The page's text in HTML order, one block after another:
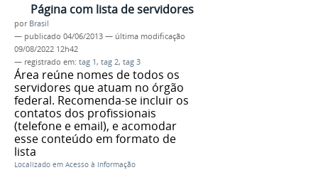
Página com lista de servidores
por Brasil
— publicado 04/06/2013 — última modificação
09/08/2022 12h42
— registrado em: tag 1, tag 2, tag 3
Área reúne nomes de todos os
servidores que atuam no órgão
federal. Recomenda-se incluir os
contatos dos profissionais
(telefone e email), e acomodar
esse conteúdo em formato de
lista
Localizado em Acesso à Informação